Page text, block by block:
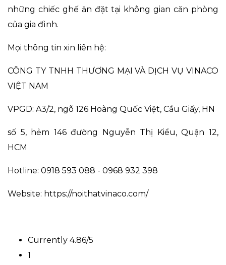
những chiếc ghế ăn đặt tại không gian căn phòng
của gia đình.
Mọi thông tin xin liên hệ:
CÔNG TY TNHH THƯƠNG MẠI VÀ DỊCH VỤ VINACO
VIỆT NAM
VPGD: A3/2, ngõ 126 Hoàng Quốc Việt, Cầu Giấy, HN
số 5, hẻm 146 đường Nguyễn Thị Kiểu, Quận 12,
HCM
Hotline: 0918 593 088 - 0968 932 398
Website: https://noithatvinaco.com/
Currently 4.86/5
1